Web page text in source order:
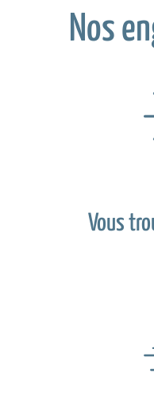
Nos
Vous